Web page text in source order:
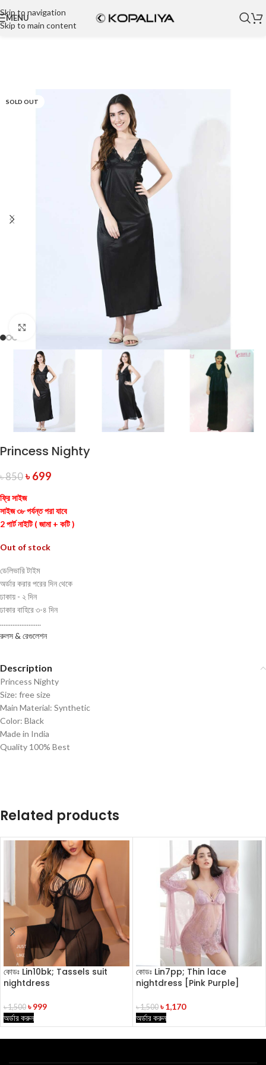
Skip to navigation
Skip to main content
MENU
SOLD OUT
Princess Nighty
৳850 ৳699
ফ্রি সাইজ
সাইজ ৩৮ পর্যন্ত পরা যাবে
2 পার্ট নাইটি ( জামা + কটি )
Out of stock
ডেলিভারি টাইম
অর্ডার করার পরের দিন থেকে
ঢাকায় - ২ দিন
ঢাকার বাহিরে ৩-৪ দিন
.......................
রুলস & রেগুলেশন
Description
Princess Nighty
Size: free size
Main Material: Synthetic
Color: Black
Made in India
Quality 100% Best
Related products
কোডঃ Lin10bk; Tassels suit
nightdress
৳1,500 ৳999
অর্ডার করুন
কোডঃ Lin7pp; Thin lace
nightdress [Pink Purple]
৳1,500 ৳1,170
অর্ডার করুন